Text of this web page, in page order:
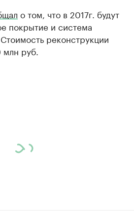
о том, что в 2017г. будут
покрытие и система
реконструкции
руб.